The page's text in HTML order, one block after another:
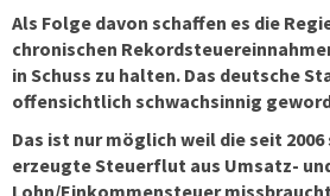
Als Folge davon schaffen es die
chronischen
in Schuss zu halten. Das deutsche
offensichtlich schwachsinnig
Das ist nur möglich weil die seit
erzeugte Steuerflut aus Umsatz-
Lohn/Einkommensteuer